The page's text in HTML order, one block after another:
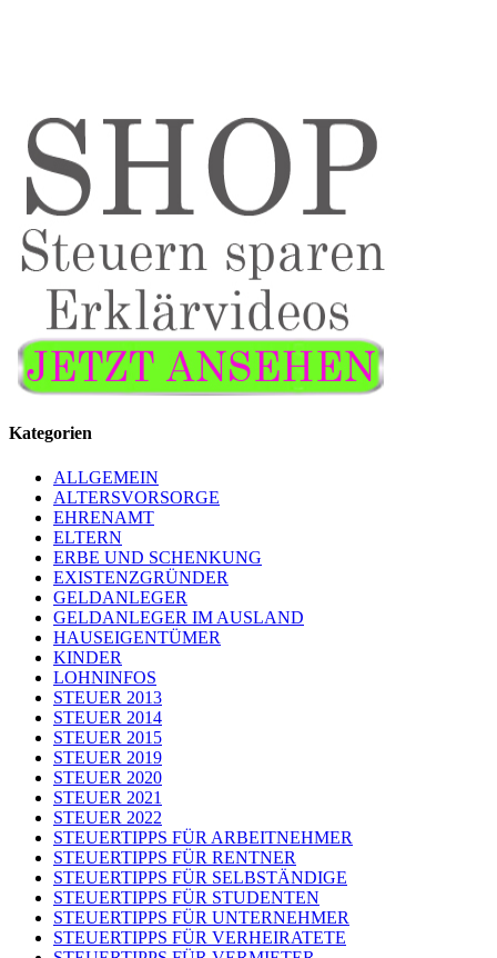
Kategorien
ALLGEMEIN
ALTERSVORSORGE
EHRENAMT
ELTERN
ERBE UND SCHENKUNG
EXISTENZGRÜNDER
GELDANLEGER
GELDANLEGER IM AUSLAND
HAUSEIGENTÜMER
KINDER
LOHNINFOS
STEUER 2013
STEUER 2014
STEUER 2015
STEUER 2019
STEUER 2020
STEUER 2021
STEUER 2022
STEUERTIPPS FÜR ARBEITNEHMER
STEUERTIPPS FÜR RENTNER
STEUERTIPPS FÜR SELBSTÄNDIGE
STEUERTIPPS FÜR STUDENTEN
STEUERTIPPS FÜR UNTERNEHMER
STEUERTIPPS FÜR VERHEIRATETE